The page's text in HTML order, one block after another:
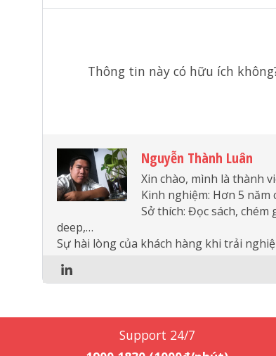
Thông tin này có hữu ích
Nguyễn Thành Luân
Xin chào, mình là thành
Kinh nghiệm: Hơn 5 năm
Sở thích: Đọc sách,
deep,…
Sự hài lòng của khách hàng khi trải
Support 24/7